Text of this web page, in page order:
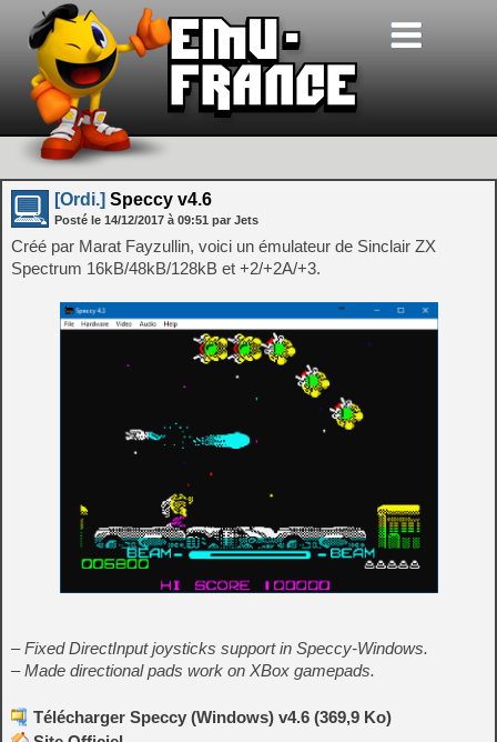
[Ordi.] Speccy v4.6
Posté le 14/12/2017 à 09:51 par Jets
Créé par Marat Fayzullin, voici un émulateur de Sinclair ZX
Spectrum 16kB/48kB/128kB et +2/+2A/+3.
– Fixed DirectInput joysticks support in Speccy-Windows.
– Made directional pads work on XBox gamepads.
Télécharger Speccy (Windows) v4.6 (369,9 Ko)